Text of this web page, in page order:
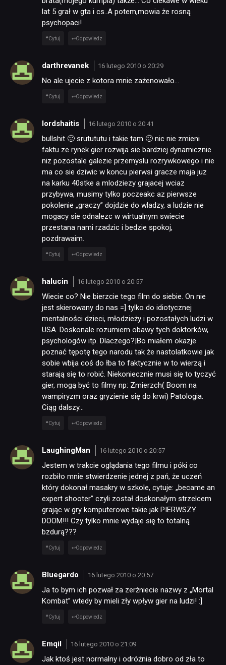
lat 5 grał w gta i cs..A potem,mowia że rosną
psychopaci!
Cytuj Odpowiedz
darthrevanek 16 lutego 2010 o 20:29
No ale ujecie z kotora mnie zażenowało…
Cytuj Odpowiedz
lordshaitis 16 lutego 2010 o 20:41
bullshit 🙂 srutututu i takie tam 🙂 nic nie zmieni
faktu ze rynek gier rozwija sie bardziej dynamicznie
niz pozostale galezie przemyslu rozrywkowego i nie
ma co sie dziwic w koncu pierwsi gracze maja juz
na karku 40stke a mlodziezy grajacej wciaz
przybywa, musimy tylko poczeakc az pierwsze
pokolenie „graczy” dojdzie do wladzy, a ludzie nie
mogacy sie odnalezc w wirtualnym swiecie
przestana nami rzadzic i bedzie spokoj,
pozdrawaim.
Cytuj Odpowiedz
halucin 16 lutego 2010 o 20:57
Wiecie co? Nie bierzcie tego film do siebie. On nie
jest skierowany do nas =] tylko do idiotycznej
mentalności dzieci, młodzieży i pozostałych ludzi w
USA. Doskonale rozumiem obawy tych doktorków,
psychologów itp. Dlaczego?|Bo miałem okazje
poznać tępotę tego narodu tak że nastolatkowie jak
sobie wbija coś do łba to faktycznie w to wierzą i
starają się to robić. Niekoniecznie musi się to tyczyć
gier, mogą być to filmy np: Zmierzch( Boom na
wampiryzm oraz gryzienie się do krwi) Patologia.
Ciąg dalszy…
Cytuj Odpowiedz
LaughingMan 16 lutego 2010 o 20:57
Jestem w trakcie oglądania tego filmu i póki co
rozbiło mnie stwierdzenie jednej z pań, że uczeń
który dokonał masakry w szkole, cytuje: „became an
expert shooter” czyli został doskonałym strzelcem
grając w gry komputerowe takie jak PIERWSZY
DOOM!!! Czy tylko mnie wydaje się to totalną
bzdurą???
Cytuj Odpowiedz
Bluegardo 16 lutego 2010 o 20:57
Ja to bym ich pozwał za zerżniecie nazwy z „Mortal
Kombat” wtedy by mieli zły wpływ gier na ludzi! :]
Cytuj Odpowiedz
Emqil 16 lutego 2010 o 21:09
Jak ktoś jest normalny i odróżnia dobro od zła to